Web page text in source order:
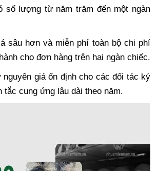
số lượng từ năm trăm đến một ngàn
sâu hơn và miễn phí toàn bộ chi phí
cho đơn hàng trên hai ngàn chiếc.
giá ổn định cho các đối tác ký
tắc cung ứng lâu dài theo năm.